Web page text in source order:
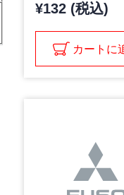
¥132 (税込)
カートに